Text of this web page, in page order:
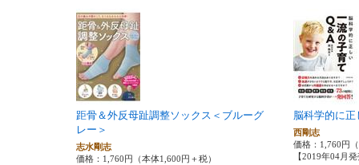
距骨＆外反母趾調整ソックス＜ブルーグ
レー＞
志水剛志
価格：1,760円（本体1,600円＋税）
脳科学的に
西剛志
価格：1,760円
【2019年04月